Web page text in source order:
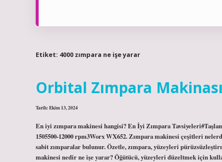
Etiket: 4000 zımpara ne işe yarar
Orbital Zımpara
Tarih: Ekim 13, 2024
En iyi zımpara makinesi hangisi? En İyi Zımpara
1505500-12000 rpm3Worx WX652. Zımpara makinesi çeşitleri
sabit zımparalar bulunur. Özetle, zımpara, yüzeyleri
makinesi nedir ne işe yarar? Öğütücü, yüzeyleri düzeltmek için